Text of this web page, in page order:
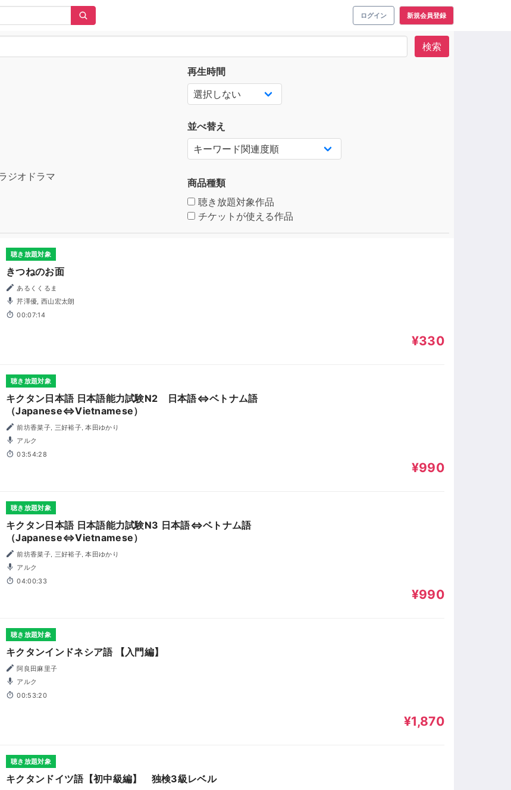
ログイン 新規会員登録
検索
ジオドラマ
再生時間
並べ替え
商品種類
聴き放題対象作品
チケットが使える作品
聴き放題対象
きつねのお面
あるくくるま
芹澤優, 西山宏太朗
00:07:14
¥330
聴き放題対象
キクタン日本語 日本語能力試験N2 日本語⇔ベトナム語
（Japanese⇔Vietnamese）
前坊香菜子, 三好裕子, 本田ゆかり
アルク
03:54:28
¥990
聴き放題対象
キクタン日本語 日本語能力試験N3 日本語⇔ベトナム語
（Japanese⇔Vietnamese）
前坊香菜子, 三好裕子, 本田ゆかり
アルク
04:00:33
¥990
聴き放題対象
キクタンインドネシア語 【入門編】
阿良田麻里子
アルク
00:53:20
¥1,870
聴き放題対象
キクタンドイツ語【初中級編】 独検3級レベル